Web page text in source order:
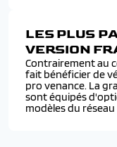
LES PLUS
VERSION
Contrairement au
fait bénéficier de
pro venance. La
sont équipés
modèles du réseau